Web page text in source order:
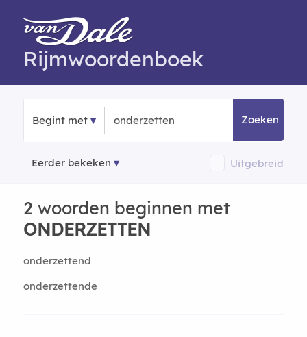
Rijmwoordenboek
Begint met Zoeken
Eerder bekeken Uitgebreid
2 woorden beginnen met
ONDERZETTEN
onderzettend
onderzettende